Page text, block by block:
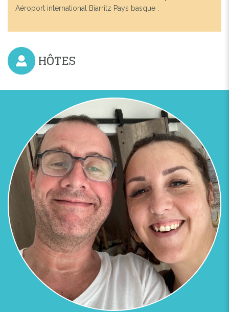
Previous Next
Aéroport international Biarritz Pays basque :
HÔTES